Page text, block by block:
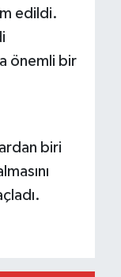
edildi.
önemli bir
biri